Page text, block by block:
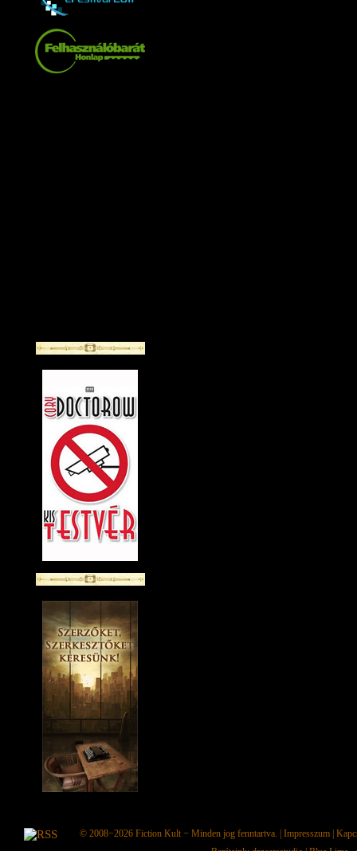
© 2008−2026 Fiction Kult − Minden jog fenntartva. | Impresszum